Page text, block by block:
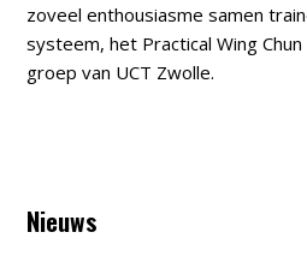
zoveel enthousiasme samen
systeem, het Practical Wing
groep van UCT Zwolle.
Nieuws